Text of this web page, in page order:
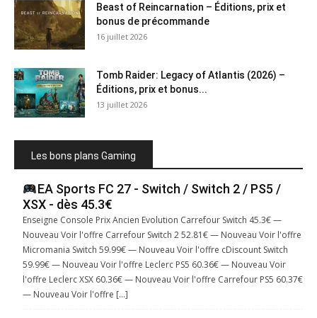
Beast of Reincarnation – Éditions, prix et
bonus de précommande
16 juillet 2026
Tomb Raider: Legacy of Atlantis (2026) –
Éditions, prix et bonus...
13 juillet 2026
Les bons plans Gaming
EA Sports FC 27 - Switch / Switch 2 / PS5 /
XSX - dès 45.3€
Enseigne Console Prix Ancien Evolution Carrefour Switch 45.3€ —
Nouveau Voir l'offre Carrefour Switch 2 52.81€ — Nouveau Voir l'offre
Micromania Switch 59.99€ — Nouveau Voir l'offre cDiscount Switch
59.99€ — Nouveau Voir l'offre Leclerc PS5 60.36€ — Nouveau Voir
l'offre Leclerc XSX 60.36€ — Nouveau Voir l'offre Carrefour PS5 60.37€
— Nouveau Voir l'offre […]